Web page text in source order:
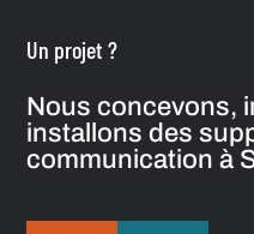
Un projet ?
Nous concevons,
installons des
communication à